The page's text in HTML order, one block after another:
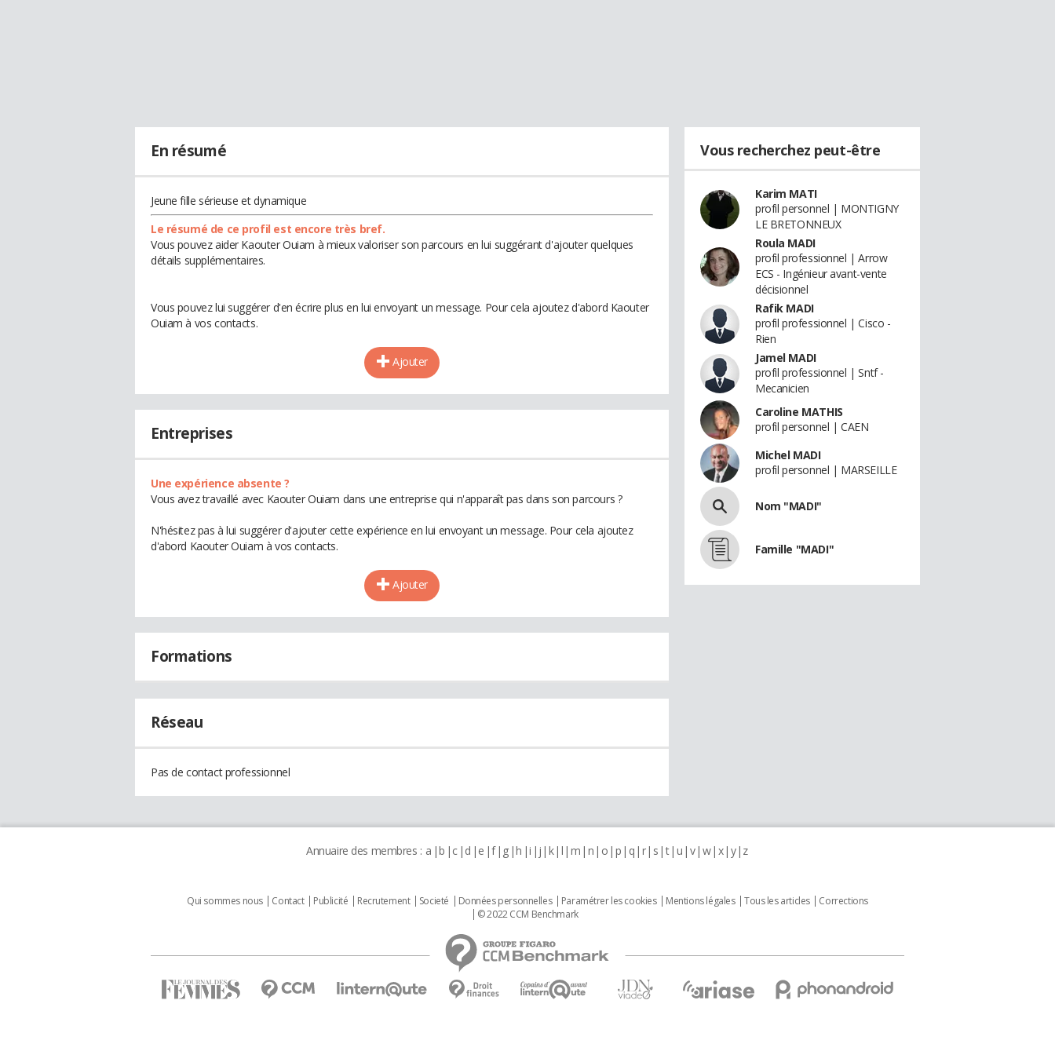
En résumé
Jeune fille sérieuse et dynamique
Le résumé de ce profil est encore très bref.
Vous pouvez aider Kaouter Ouiam à mieux valoriser son parcours en lui suggérant d'ajouter quelques
détails supplémentaires.
Vous pouvez lui suggérer d'en écrire plus en lui envoyant un message. Pour cela ajoutez d'abord Kaouter
Ouiam à vos contacts.
Ajouter
Entreprises
Une expérience absente ?
Vous avez travaillé avec Kaouter Ouiam dans une entreprise qui n'apparaît pas dans son parcours ?
N'hésitez pas à lui suggérer d'ajouter cette expérience en lui envoyant un message. Pour cela ajoutez
d'abord Kaouter Ouiam à vos contacts.
Ajouter
Formations
Réseau
Pas de contact professionnel
Vous recherchez peut-être
Karim MATI
profil personnel | MONTIGNY
LE BRETONNEUX
Roula MADI
profil professionnel | Arrow
ECS - Ingénieur avant-vente
décisionnel
Rafik MADI
profil professionnel | Cisco -
Rien
Jamel MADI
profil professionnel | Sntf -
Mecanicien
Caroline MATHIS
profil personnel | CAEN
Michel MADI
profil personnel | MARSEILLE
Nom "MADI"
Famille "MADI"
Annuaire des membres : a b c d e f g h i j k l m n o p q r s t u v w x y z
Qui sommes nous Contact Publicité Recrutement Societé Données personnelles Paramétrer les cookies Mentions légales Tous les articles
Corrections
© 2022 CCM Benchmark